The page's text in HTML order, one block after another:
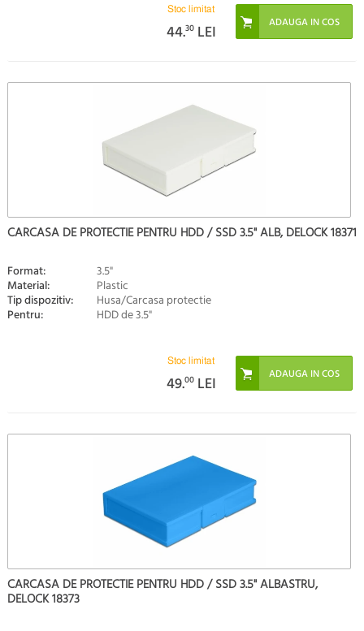
Stoc limitat
44.30 LEI
CARCASA DE PROTECTIE PENTRU HDD / SSD 3.5" ALB, DELOCK 18371
Format: 3.5"
Material: Plastic
Tip dispozitiv: Husa/Carcasa protectie
Pentru: HDD de 3.5"
Stoc limitat
49.00 LEI
CARCASA DE PROTECTIE PENTRU HDD / SSD 3.5" ALBASTRU,
DELOCK 18373